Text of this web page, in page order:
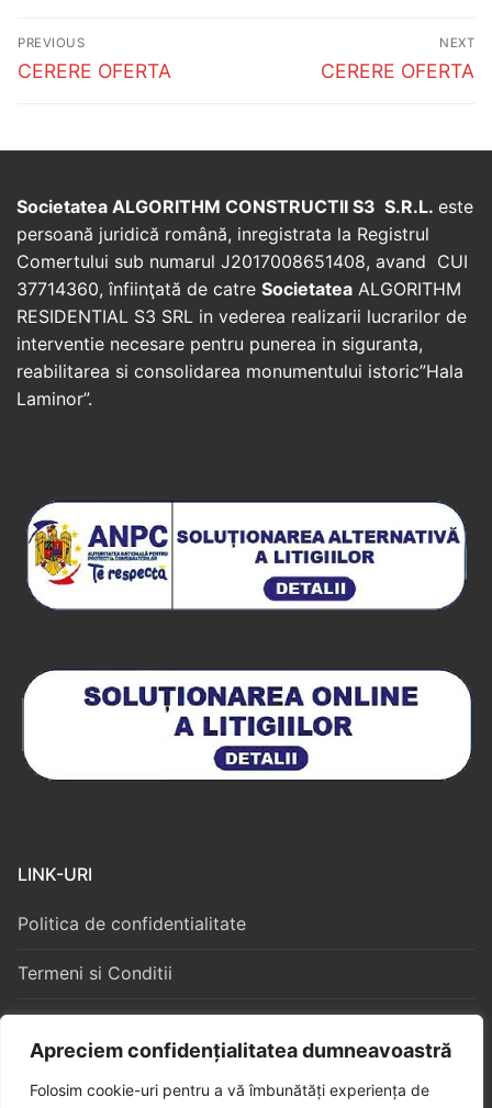
Apreciem confidențialitatea dumneavoastră
Folosim cookie-uri pentru a vă îmbunătăți experiența de
Post
navigation
PREVIOUS
Previous
CERERE OFERTA
NEXT
Next
CERERE OFERTA
Societatea ALGORITHM CONSTRUCTII S3 S.R.L. este
persoană juridică română, inregistrata la Registrul
Comertului sub numarul J2017008651408, avand CUI
37714360, înfiinţată de catre Societatea ALGORITHM
RESIDENTIAL S3 SRL in vederea realizarii lucrarilor de
interventie necesare pentru punerea in siguranta,
reabilitarea si consolidarea monumentului istoric”Hala
Laminor”.
LINK-URI
Politica de confidentialitate
Termeni si Conditii